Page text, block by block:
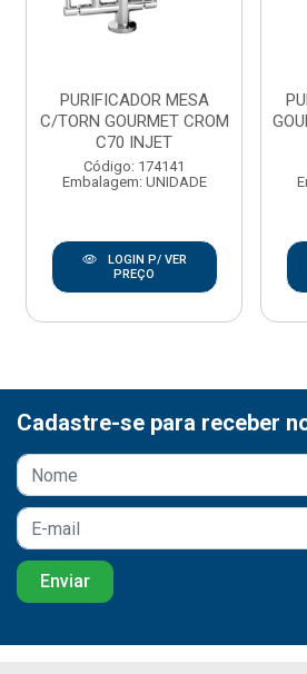
PURIFICADOR MESA
C/TORN GOURMET CROM
C70 INJET
Código: 174141
Embalagem: UNIDADE
LOGIN P/ VER
PREÇO
Cadastre-se para receber